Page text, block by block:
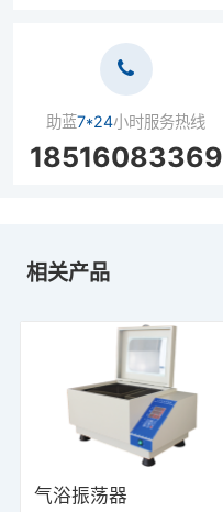
助蓝7*24小时服务热线
18516083369
相关产品
气浴振荡器